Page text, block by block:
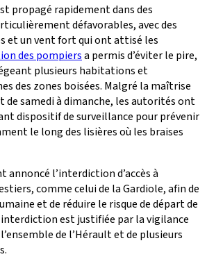
propagé rapidement dans des
défavorables, avec des
et un vent fort qui ont attisé les
des pompiersa permis d’éviter le pire,
plusieurs habitations et
des zones boisées. Malgré la maîtrise
de samedi à dimanche, les autorités ont
dispositif de surveillance pour prévenir
le long des lisières où les braises
annoncé l’interdiction d’accès à
comme celui de la Gardiole, afin de
et de réduire le risque de départ de
interdiction est justifiée par la vigilance
de l’Hérault et de plusieurs